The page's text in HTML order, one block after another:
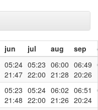
jun jul aug sep
05:24
21:47
05:23
22:00
06:00
21:28
06:49
20:26
05:23
21:48
05:24
22:00
06:02
21:26
06:51
20:24